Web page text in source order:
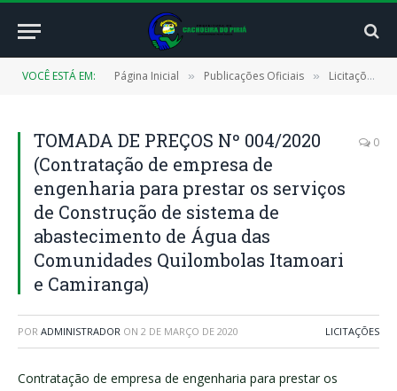
VOCÊ ESTÁ EM: Página Inicial » Publicações Oficiais » Licitações
TOMADA DE PREÇOS Nº 004/2020
(Contratação de empresa de
engenharia para prestar os serviços
de Construção de sistema de
abastecimento de Água das
Comunidades Quilombolas Itamoari
e Camiranga)
0
POR ADMINISTRADOR ON 2 DE MARÇO DE 2020 LICITAÇÕES
Contratação de empresa de engenharia para prestar os